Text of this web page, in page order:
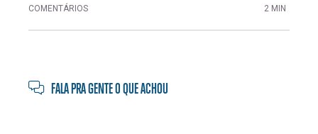
COMENTÁRIOS 2 MIN
FALA PRA GENTE O QUE ACHOU